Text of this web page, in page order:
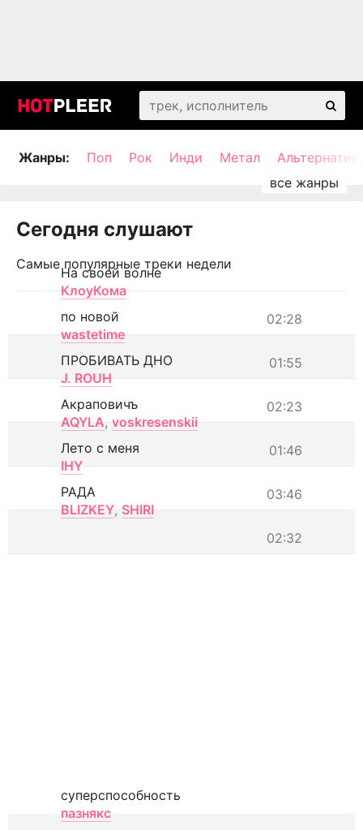
Жанры: Поп Рок Инди Метал
Сегодня слушают
Самые популярные треки недели
На своей волне
КлоуКома
02:28
по новой
wastetime
01:55
ПРОБИВАТЬ ДНО
J. ROUH
02:23
Акраповичъ
AQYLA, voskresenskii
01:46
Лето с меня
IHY
03:46
РАДА
BLIZKEY, SHIRI
02:32
суперспособность
пазнякс